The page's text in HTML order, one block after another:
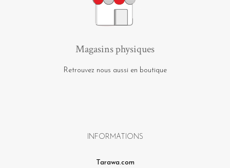
Magasins physiques
Retrouvez nous aussi en boutique
INFORMATIONS
Tarawa.com